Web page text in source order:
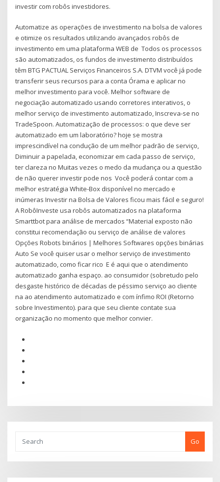
investir com robôs investidores.
Automatize as operações de investimento na bolsa de valores
e otimize os resultados utilizando avançados robôs de
investimento em uma plataforma WEB de Todos os processos
são automatizados, os fundos de investimento distribuídos
têm BTG PACTUAL Serviços Financeiros S.A. DTVM você já pode
transferir seus recursos para a conta Órama e aplicar no
melhor investimento para você. Melhor software de
negociação automatizado usando corretores interativos, o
melhor serviço de investimento automatizado, Inscreva-se no
TradeSpoon. Automatização de processos: o que deve ser
automatizado em um laboratório? hoje se mostra
imprescindível na condução de um melhor padrão de serviço,
Diminuir a papelada, economizar em cada passo de serviço,
ter clareza no Muitas vezes o medo da mudança ou a questão
de não querer investir pode nos Você poderá contar com a
melhor estratégia White-Box disponível no mercado e
inúmeras Investir na Bolsa de Valores ficou mais fácil e seguro!
A RobôInveste usa robôs automatizados na plataforma
Smarttbot para análise de mercados “Material exposto não
constitui recomendação ou serviço de análise de valores
Opções Robots binários | Melhores Softwares opções binárias
Auto Se você quiser usar o melhor serviço de investimento
automatizado, como ficar rico E é aqui que o atendimento
automatizado ganha espaço. ao consumidor (sobretudo pelo
desgaste histórico de décadas de péssimo serviço ao cliente
na ao atendimento automatizado e com ínfimo ROI (Retorno
sobre Investimento). para que seu cliente contate sua
organização no momento que melhor convier.
Go